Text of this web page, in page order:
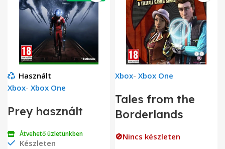
Használt
Xbox- Xbox One
Prey használt
Átvehető üzletünkben
Készleten
Xbox- Xbox One
Tales from the
Borderlands
🚫Nincs készleten